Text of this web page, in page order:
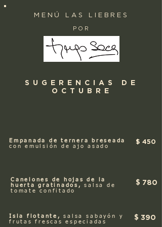
MENÚ LAS LIEBRES
POR
SUGERENCIAS DE
OCTUBRE
Empanada de ternera breseada
con emulsión de ajo asado
$ 450
Canelones de hojas de la
huerta gratinados,salsa de
tomate confitado
$ 780
Isla flotante,salsa sabayón
y
frutas frescas especiadas
$ 390